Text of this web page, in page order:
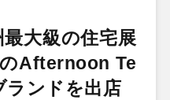
大級の住宅展
Afternoon Te
ランドを出店